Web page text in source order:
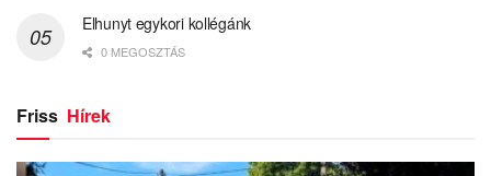
Elhunyt egykori kollégánk
0 MEGOSZTÁS
Friss Hírek